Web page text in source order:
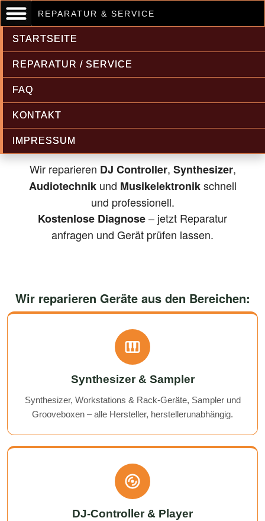
REPARATUR & SERVICE
STARTSEITE
REPARATUR / SERVICE
FAQ
KONTAKT
IMPRESSUM
Musikelektronik & Audiotechnik
Reparatur
Wir reparieren DJ Controller, Synthesizer,
Audiotechnikund Musikelektronikschnell
und professionell.
Kostenlose Diagnose– jetzt Reparatur
anfragen und Gerät prüfen lassen.
Wir reparieren Geräte aus den Bereichen:
Synthesizer & Sampler
Synthesizer, Workstations & Rack-Geräte, Sampler und
Grooveboxen – alle Hersteller, herstellerunabhängig.
DJ-Controller & Player